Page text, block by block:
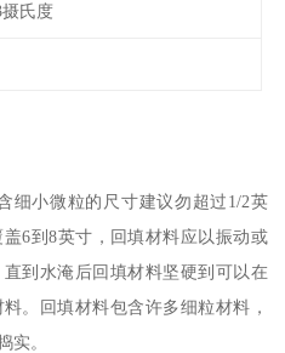
氏度
细小微粒的尺寸建议勿超过1/2英
6到8英寸，回填材料应以振动或
到水淹后回填材料坚硬到可以在
。回填材料包含许多细粒材料，
实。